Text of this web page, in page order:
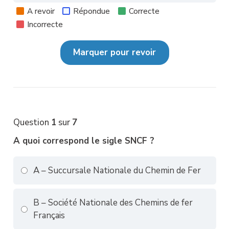
A revoir Répondue
Correcte
Incorrecte
Question 1 sur 7
A quoi correspond le sigle SNCF ?
A – Succursale Nationale du Chemin de Fer
B – Société Nationale des Chemins de fer
Français